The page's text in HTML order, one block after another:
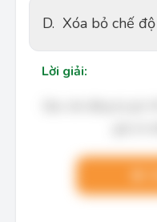
D. Xóa bỏ chế
Lời giải: